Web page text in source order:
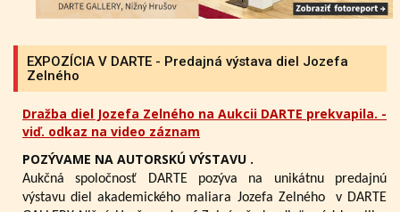
EXPOZÍCIA V DARTE - Predajná výstava diel Jozefa
Zelného
Dražba diel Jozefa Zelného na Aukcii DARTE prekvapila. -
viď. odkaz na video záznam
POZÝVAME NA AUTORSKÚ VÝSTAVU .
Aukčná spoločnosť DARTE pozýva na unikátnu predajnú
výstavu diel akademického maliara Jozefa Zelného
v DARTE